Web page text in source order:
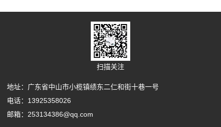
扫描关注
地址：广东省中山市小榄镇绩东二仁和街十巷一号
电话：13925358026
邮箱：253134386@qq.com